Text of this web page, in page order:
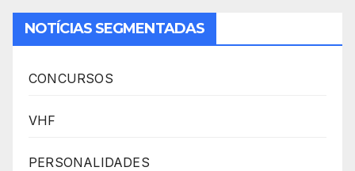
NOTÍCIAS SEGMENTADAS
CONCURSOS
VHF
PERSONALIDADES